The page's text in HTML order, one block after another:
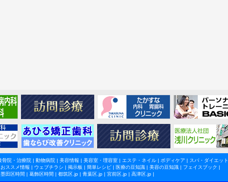
骨院・治療院| 動物病院| 美容情報 | 美容室・理容室| エステ・ネイル| ボディケア | スパ・ダイエット
おススメ情報 | ウェブチラシ | 掲示板 | 簡単レシピ| 医療の豆知識| 美容の豆知識| フェイスブック |
墨田区時間 | 葛飾区時間 | 都筑区.jp | 青葉区.jp | 宮前区.jp | 高津区.jp |